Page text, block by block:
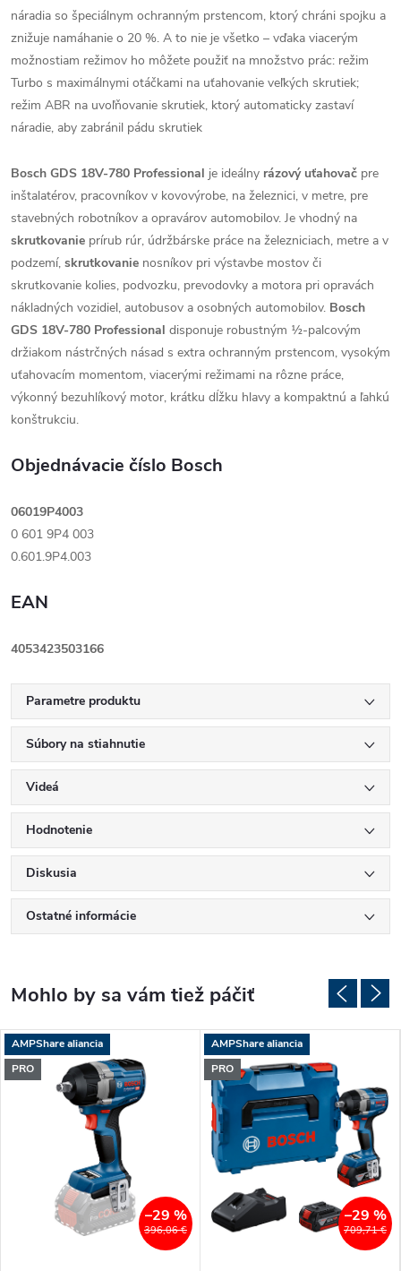
náradia so špeciálnym ochranným prstencom, ktorý chráni spojku a
znižuje namáhanie o 20 %. A to nie je všetko – vďaka viacerým
možnostiam režimov ho môžete použiť na množstvo prác: režim
Turbo s maximálnymi otáčkami na uťahovanie veľkých skrutiek;
režim ABR na uvoľňovanie skrutiek, ktorý automaticky zastaví
náradie, aby zabránil pádu skrutiek
Bosch GDS 18V-780 Professional je ideálny rázový uťahovač pre
inštalatérov, pracovníkov v kovovýrobe, na železnici, v metre, pre
stavebných robotníkov a opravárov automobilov. Je vhodný na
skrutkovanie prírub rúr, údržbárske práce na železniciach, metre a v
podzemí, skrutkovanie nosníkov pri výstavbe mostov či
skrutkovanie kolies, podvozku, prevodovky a motora pri opravách
nákladných vozidiel, autobusov a osobných automobilov. Bosch
GDS 18V-780 Professional disponuje robustným ½-palcovým
držiakom nástrčných násad s extra ochranným prstencom, vysokým
uťahovacím momentom, viacerými režimami na rôzne práce,
výkonný bezuhlíkový motor, krátku dĺžku hlavy a kompaktnú a ľahkú
konštrukciu.
Objednávacie číslo Bosch
06019P4003
0 601 9P4 003
0.601.9P4.003
EAN
4053423503166
Parametre produktu
Súbory na stiahnutie
Videá
Hodnotenie
Diskusia
Ostatné informácie
AMPShare aliancia
PRO
396,06 €
–29 %
AMPShare aliancia
PRO
709,71 €
–29 %